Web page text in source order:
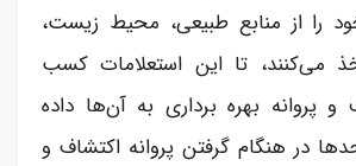
را از منابع طبیعی، محیط زیست،
می‌کنند، تا این استعلامات کسب
پروانه بهره برداری به آن‌ها داده
در هنگام گرفتن پروانه اکتشاف و